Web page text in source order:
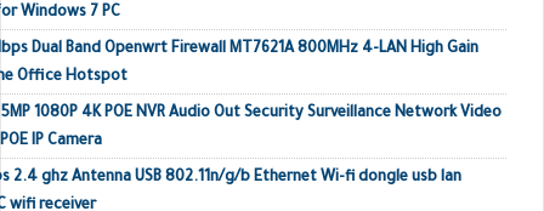
Windows 7 PC
Dual Band Openwrt Firewall MT7621A 800MHz 4-LAN High Gain
Office Hotspot
1080P 4K POE NVR Audio Out Security Surveillance Network Video
IP Camera
2.4 ghz Antenna USB 802.11n/g/b Ethernet Wi-fi dongle usb lan
wifi receiver